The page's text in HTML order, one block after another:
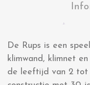
De Rups is een
klimwand, klimnet
de leeftijd van 2 tot